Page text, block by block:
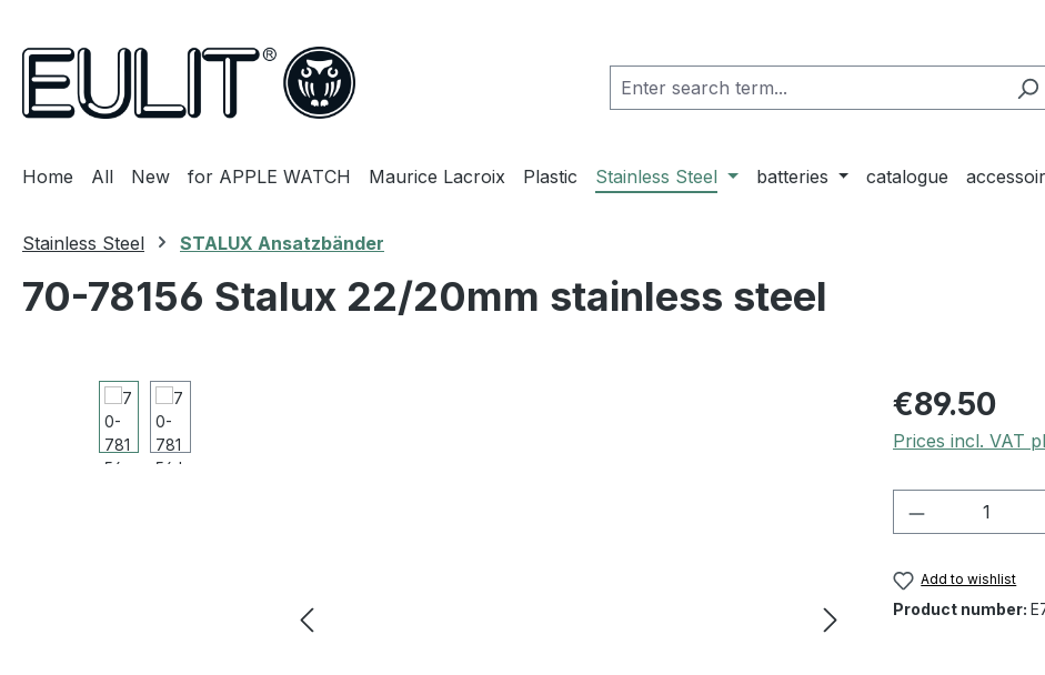
Home All New for APPLE WATCH Maurice Lacroix Plastic Stainless Steel batteries catalogue
Stainless Steel STALUX Ansatzbänder
70-78156 Stalux 22/20mm stainless steel
Skip image gallery €89.50
Prices incl. VAT
Product
Add to wishlist
Product number: